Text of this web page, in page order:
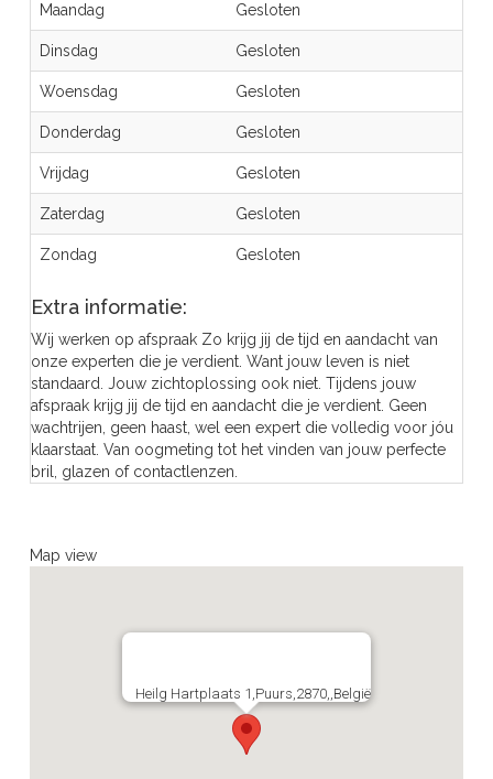
Maandag Gesloten
Dinsdag Gesloten
Woensdag Gesloten
Donderdag Gesloten
Vrijdag Gesloten
Zaterdag Gesloten
Zondag Gesloten
Extra informatie:
Wij werken op afspraak Zo krijg jij de tijd en aandacht van
onze experten die je verdient. Want jouw leven is niet
standaard. Jouw zichtoplossing ook niet. Tijdens jouw
afspraak krijg jij de tijd en aandacht die je verdient. Geen
wachtrijen, geen haast, wel een expert die volledig voor jóu
klaarstaat. Van oogmeting tot het vinden van jouw perfecte
bril, glazen of contactlenzen.
Map view
Heilg Hartplaats 1,Puurs,2870,,België